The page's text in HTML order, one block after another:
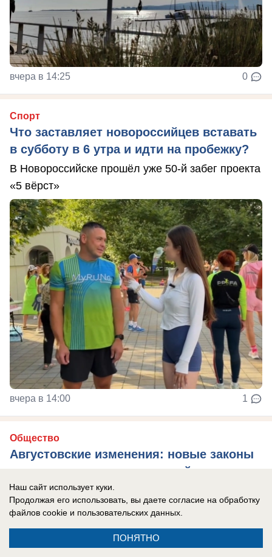
вчера в 14:25 0
Спорт
Что заставляет новороссийцев вставать
в субботу в 6 утра и идти на пробежку?
В Новороссийске прошёл уже 50-й забег проекта
«5 вёрст»
вчера в 14:00 1
Общество
Августовские изменения: новые законы
коснутся каждого новороссийца
Какие изменения в законодательстве ждут
новороссийцев?
Наш сайт использует куки.
Продолжая его использовать, вы даете согласие на обработку
файлов cookie и пользовательских данных.
ПОНЯТНО